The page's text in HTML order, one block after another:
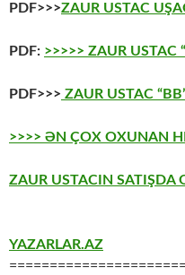
PDF>>>ZAUR USTAC
PDF: >>>>> ZAUR USTAC
PDF>>> ZAUR USTAC
>>>> ƏN ÇOX OXUNAN
ZAUR USTACIN SATIŞDA
YAZARLAR.AZ